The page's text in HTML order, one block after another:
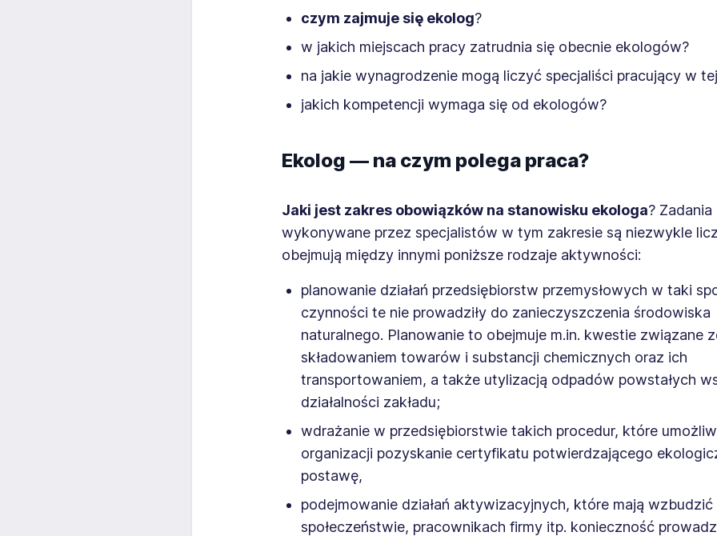
czym zajmuje się ekolog?
w jakich miejscach pracy zatrudnia się obecnie ekologów?
na jakie wynagrodzenie mogą liczyć specjaliści pracujący w
jakich kompetencji wymaga się od ekologów?
Ekolog — na czym polega praca?
Jaki jest zakres obowiązków na stanowisku ekologa? Zadania
wykonywane przez specjalistów w tym zakresie są niezwykle
obejmują między innymi poniższe rodzaje aktywności:
planowanie działań przedsiębiorstw przemysłowych w taki
czynności te nie prowadziły do zanieczyszczenia środowiska
naturalnego. Planowanie to obejmuje m.in. kwestie związane
składowaniem towarów i substancji chemicznych oraz ich
transportowaniem, a także utylizacją odpadów powstałych
działalności zakładu;
wdrażanie w przedsiębiorstwie takich procedur, które
organizacji pozyskanie certyfikatu potwierdzającego
postawę,
podejmowanie działań aktywizacyjnych, które mają wzbudzić
społeczeństwie, pracownikach firmy itp. konieczność